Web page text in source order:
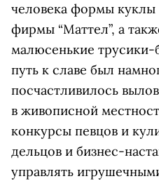
человека формы куклы
фирмы “Маттел”, а
малюсенькие
путь к славе был
посчастливилось
в живописной
конкурсы певцов и
дельцов и бизнес-
управлять